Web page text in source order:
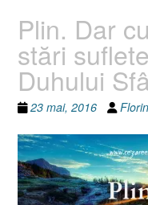
Plin. Dar
stări
Duhului
23 mai, 2016 Florin